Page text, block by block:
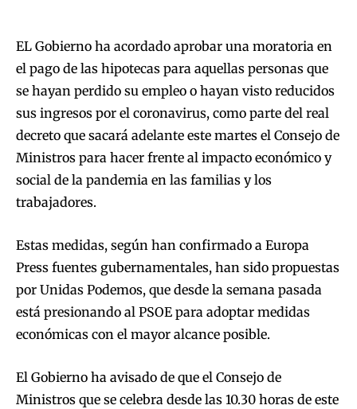
EL Gobierno ha acordado aprobar una moratoria en
el pago de las hipotecas para aquellas personas que
se hayan perdido su empleo o hayan visto reducidos
sus ingresos por el coronavirus, como parte del real
decreto que sacará adelante este martes el Consejo de
Ministros para hacer frente al impacto económico y
social de la pandemia en las familias y los
trabajadores.
Estas medidas, según han confirmado a Europa
Press fuentes gubernamentales, han sido propuestas
por Unidas Podemos, que desde la semana pasada
está presionando al PSOE para adoptar medidas
económicas con el mayor alcance posible.
El Gobierno ha avisado de que el Consejo de
Ministros que se celebra desde las 10.30 horas de este